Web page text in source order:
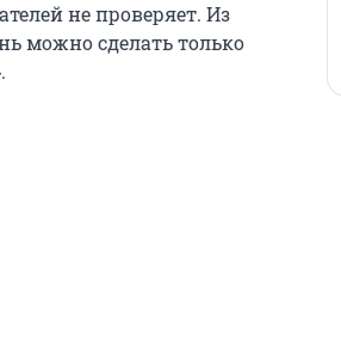
не проверяет. Из
можно сделать только